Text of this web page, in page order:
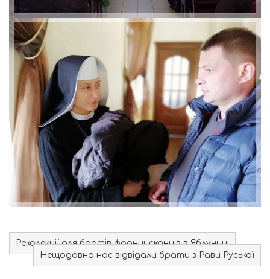
Реколекції для братів францисканців в Яблуниці
Нещодавно нас відвідали брати з Рави Руської